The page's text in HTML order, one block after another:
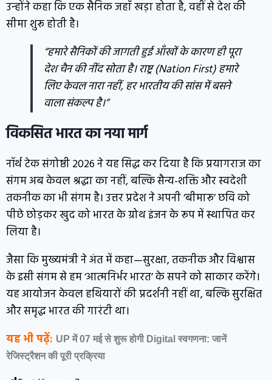
उन्होंने कहा कि एक सैनिक जहाँ खड़ा होता है, वहीं से देश की
सीमा शुरू होती है।
“हमारे सैनिकों की जागती हुई आँखों के कारण ही पूरा
देश चैन की नींद सोता है। राष्ट्र (Nation First) हमारे
लिए केवल नारा नहीं, हर भारतीय की सांस में बसने
वाला संकल्प है।”
विकसित भारत का नया मार्ग
नॉर्थ टेक संगोष्ठी 2026 ने यह सिद्ध कर दिया है कि प्रयागराज का
संगम अब केवल श्रद्धा का नहीं, बल्कि सैन्य-शक्ति और स्वदेशी
तकनीक का भी संगम है। उत्तर प्रदेश ने अपनी ‘बीमारू’ छवि को
पीछे छोड़कर खुद को भारत के ग्रोथ इंजन के रूप में स्थापित कर
लिया है।
जैसा कि मुख्यमंत्री ने अंत में कहा—सुरक्षा, तकनीक और विश्वास
के इसी संगम से हम ‘आत्मनिर्भर भारत’ के सपने को साकार करेंगे।
यह आयोजन केवल हथियारों की प्रदर्शनी नहीं था, बल्कि सुरक्षित
और समृद्ध भारत की गारंटी था।
यह भी पढ़ें: UP में 07 मई से शुरू होगी Digital स्वगणना: जानें
रेजिस्ट्रैशन की पूरी प्रक्रिया